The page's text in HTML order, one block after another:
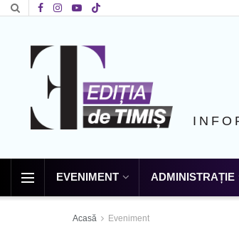
EVENIMENT ADMINISTRAȚIE
Acasă Eveniment